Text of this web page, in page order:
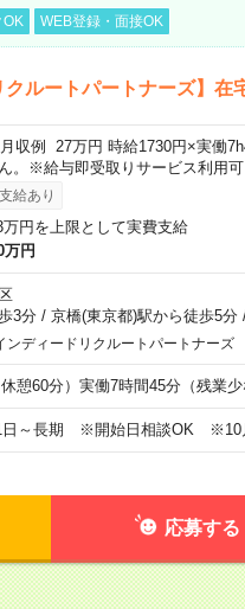
OK WEB登録・面接OK
クルートパートナーズ】在
収例 27万円 時給1730円×実働
。※給与即受取りサービス利用可
給あり
万円を上限として実費支給
万円
3分/ 京橋(東京都)駅から徒歩5分
ディードリクルートパートナーズ
憩60分）実働7時間45分（残業少
日～長期 ※開始日相談OK ※10
応募する